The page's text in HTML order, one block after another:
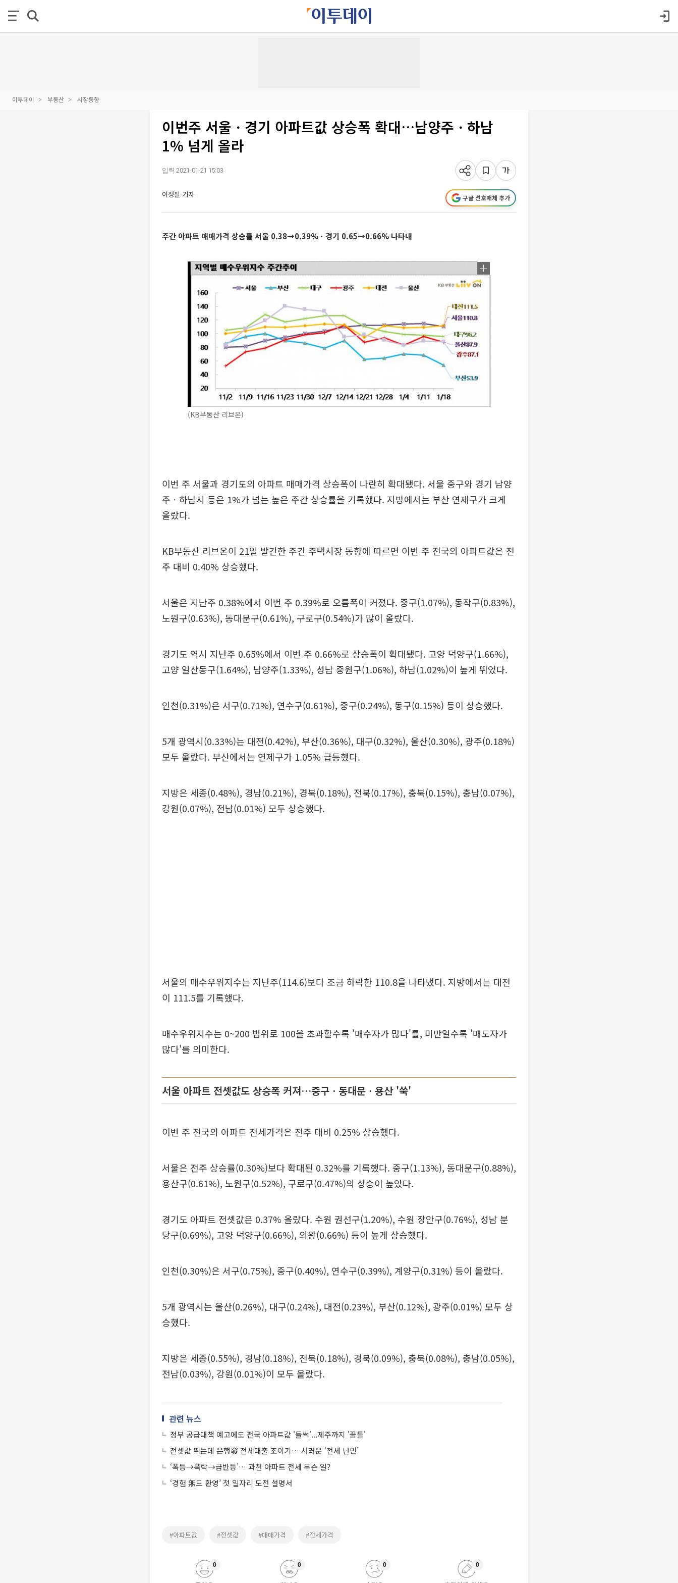
이투데이 부동산 시장동향
이번주 서울ㆍ경기 아파트값 상승폭 확대…남양주ㆍ하남
1% 넘게 올라
입력 2021-01-21 15:03
이정필 기자 구글 선호매체 추가
주간 아파트 매매가격 상승률 서울 0.38→0.39%ㆍ경기 0.65→0.66% 나타내
(KB부동산 리브온)
이번 주 서울과 경기도의 아파트 매매가격 상승폭이 나란히 확대됐다. 서울 중구와 경기 남양
주ㆍ하남시 등은 1%가 넘는 높은 주간 상승률을 기록했다. 지방에서는 부산 연제구가 크게
올랐다.
KB부동산 리브온이 21일 발간한 주간 주택시장 동향에 따르면 이번 주 전국의 아파트값은 전
주 대비 0.40% 상승했다.
서울은 지난주 0.38%에서 이번 주 0.39%로 오름폭이 커졌다. 중구(1.07%), 동작구(0.83%),
노원구(0.63%), 동대문구(0.61%), 구로구(0.54%)가 많이 올랐다.
경기도 역시 지난주 0.65%에서 이번 주 0.66%로 상승폭이 확대됐다. 고양 덕양구(1.66%),
고양 일산동구(1.64%), 남양주(1.33%), 성남 중원구(1.06%), 하남(1.02%)이 높게 뛰었다.
인천(0.31%)은 서구(0.71%), 연수구(0.61%), 중구(0.24%), 동구(0.15%) 등이 상승했다.
5개 광역시(0.33%)는 대전(0.42%), 부산(0.36%), 대구(0.32%), 울산(0.30%), 광주(0.18%)
모두 올랐다. 부산에서는 연제구가 1.05% 급등했다.
지방은 세종(0.48%), 경남(0.21%), 경북(0.18%), 전북(0.17%), 충북(0.15%), 충남(0.07%),
강원(0.07%), 전남(0.01%) 모두 상승했다.
서울의 매수우위지수는 지난주(114.6)보다 조금 하락한 110.8을 나타냈다. 지방에서는 대전
이 111.5를 기록했다.
매수우위지수는 0~200 범위로 100을 초과할수록 '매수자가 많다'를, 미만일수록 '매도자가
많다'를 의미한다.
서울 아파트 전셋값도 상승폭 커져…중구ㆍ동대문ㆍ용산 '쑥'
이번 주 전국의 아파트 전세가격은 전주 대비 0.25% 상승했다.
서울은 전주 상승률(0.30%)보다 확대된 0.32%를 기록했다. 중구(1.13%), 동대문구(0.88%),
용산구(0.61%), 노원구(0.52%), 구로구(0.47%)의 상승이 높았다.
경기도 아파트 전셋값은 0.37% 올랐다. 수원 권선구(1.20%), 수원 장안구(0.76%), 성남 분
당구(0.69%), 고양 덕양구(0.66%), 의왕(0.66%) 등이 높게 상승했다.
인천(0.30%)은 서구(0.75%), 중구(0.40%), 연수구(0.39%), 계양구(0.31%) 등이 올랐다.
5개 광역시는 울산(0.26%), 대구(0.24%), 대전(0.23%), 부산(0.12%), 광주(0.01%) 모두 상
승했다.
지방은 세종(0.55%), 경남(0.18%), 전북(0.18%), 경북(0.09%), 충북(0.08%), 충남(0.05%),
전남(0.03%), 강원(0.01%)이 모두 올랐다.
관련 뉴스
정부 공급대책 예고에도 전국 아파트값 '들썩'...제주까지 '꿈틀'
전셋값 뛰는데 은행發 전세대출 조이기… 서러운 ‘전세 난민’
‘폭등→폭락→급반등’… 과천 아파트 전세 무슨 일?
‘경험 無도 환영’ 첫 일자리 도전 설명서
#아파트값 #전셋값 #매매가격 #전세가격
0 0 0 0